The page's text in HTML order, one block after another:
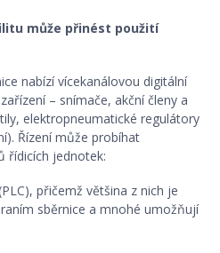
může přinést použití
nabízí vícekanálovou digitální
– snímače, akční členy a
elektropneumatické regulátory
Řízení může probíhat
řídicích jednotek:
přičemž většina z nich je
sběrnice a mnohé umožňují